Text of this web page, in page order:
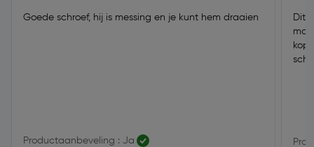
Goede schroef, hij is messing en je kunt hem draaien
Productaanbeveling : Ja
Dit
kop